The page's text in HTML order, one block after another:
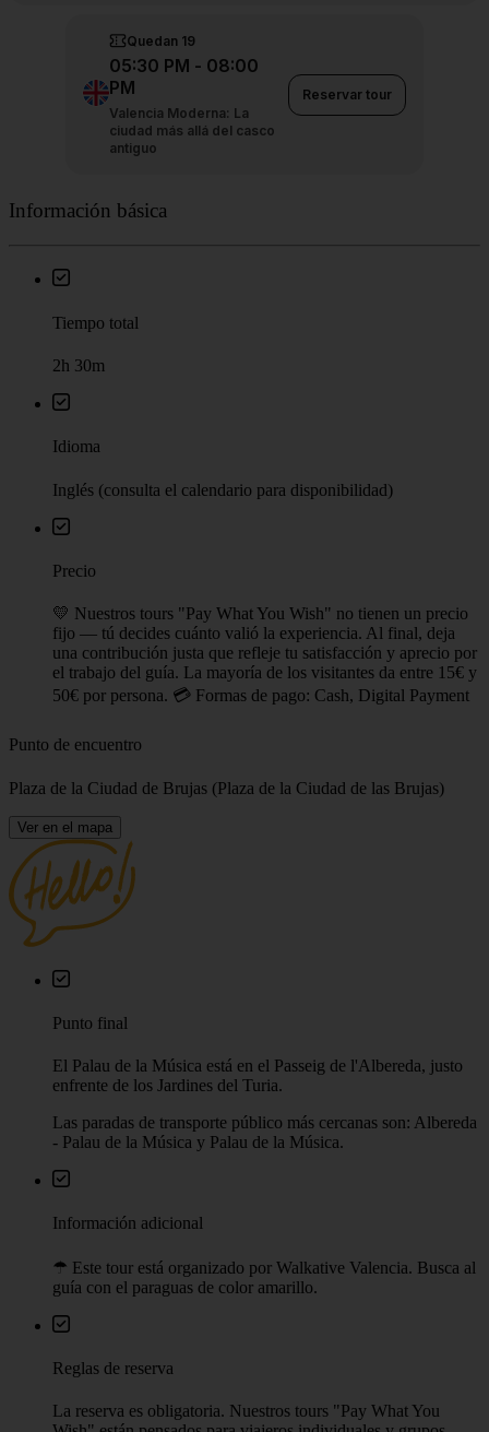
Información básica
Tiempo total
2h 30m
Idioma
Inglés (consulta el calendario para disponibilidad)
Precio
💛 Nuestros tours "Pay What You Wish" no tienen un precio
fijo — tú decides cuánto valió la experiencia. Al final, deja
una contribución justa que refleje tu satisfacción y aprecio por
el trabajo del guía. La mayoría de los visitantes da entre 15€ y
50€ por persona. 💳 Formas de pago: Cash, Digital Payment
Punto de encuentro
Plaza de la Ciudad de Brujas (Plaza de la Ciudad de las Brujas)
Ver en el mapa
Punto final
El Palau de la Música está en el Passeig de l'Albereda, justo
enfrente de los Jardines del Turia.
Las paradas de transporte público más cercanas son: Albereda
- Palau de la Música y Palau de la Música.
Información adicional
☂︎ Este tour está organizado por Walkative Valencia. Busca al
guía con el paraguas de color amarillo.
Reglas de reserva
La reserva es obligatoria. Nuestros tours "Pay What You